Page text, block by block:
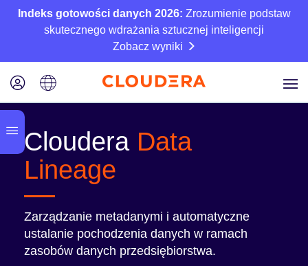
Indeks gotowości danych 2026: Zrozumienie podstaw
skutecznego wdrażania sztucznej inteligencji
Zobacz wyniki
Cloudera Data
Lineage
Zarządzanie metadanymi i automatyczne
ustalanie pochodzenia danych w ramach
zasobów danych przedsiębiorstwa.